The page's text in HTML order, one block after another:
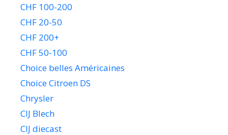
CHF 100-200
CHF 20-50
CHF 200+
CHF 50-100
Choice belles Américaines
Choice Citroen DS
Chrysler
CIJ Blech
CIJ diecast